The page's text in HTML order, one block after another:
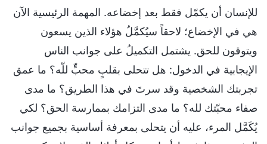
للإنسان أن يكمّل فقط بعد إخضاعه. المهمة الرئيسية الآن
هي في الإخضاع؛ لاحقاً سيُكمَّلُ هؤلاء الذين يسعون
ويتوقون للحق. يشتمل التكميلُ على جوانب الناس
الإيجابية في الدخول: هل تتحلى بقلبٍ محبٍّ للّه؟ ما عمق
تجربتك الشخصية وقد سرتَ في هذا الطريق؟ ما مدى
صفاء محبّتك لله؟ ما مدى التزامك بممارسة الحق؟ لكي
يُكَمَّل المرء، عليه أن يتحلى بمعرفة أساسية بجميع جوانب